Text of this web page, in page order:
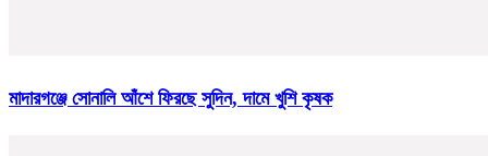
মাদারগঞ্জে সোনালি আঁশে ফিরছে সুদিন, দামে খুশি কৃষক